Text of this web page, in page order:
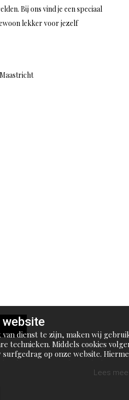
Bij ons vind je een speciaal
lekker voor jezelf
website
van dienst te zijn, maken wij
technieken. Middels cookies
op onze website.
Lees